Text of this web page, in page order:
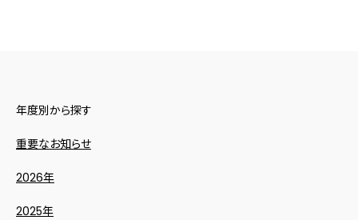
年度別から探す
重要なお知らせ
2026年
2025年